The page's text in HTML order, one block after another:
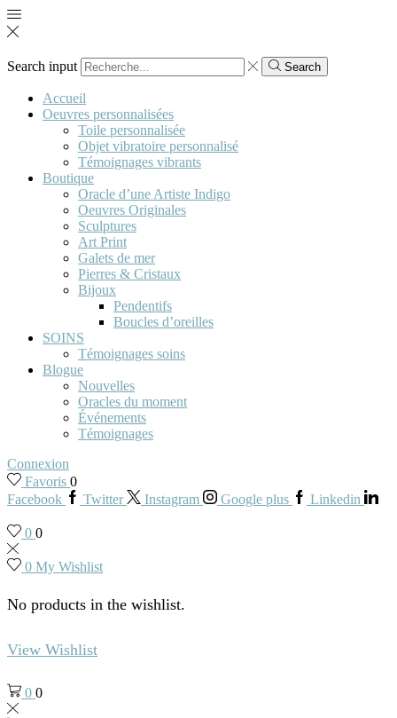
Search input Search
Accueil
Oeuvres personnalisées
Toile personnalisée
Objet vibratoire personnalisé
Témoignages vibrants
Boutique
Oracle d’une Artiste Indigo
Oeuvres Originales
Sculptures
Art Print
Galets de mer
Pierres & Cristaux
Bijoux
Pendentifs
Boucles d’oreilles
SOINS
Témoignages soins
Blogue
Nouvelles
Oracles du moment
Événements
Témoignages
Connexion
Favoris 0
Facebook
Twitter Instagram Google plus Linkedin
0 0
0 My Wishlist
No products in the wishlist.
View Wishlist
0 0